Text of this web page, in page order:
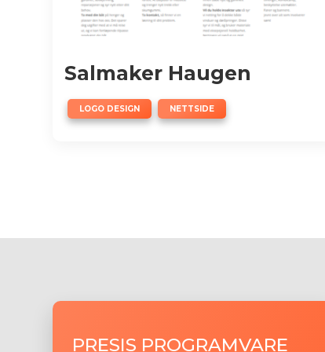
Salmaker Haugen
LOGO DESIGN
,
NETTSIDE
PRESIS PROGRAMVARE